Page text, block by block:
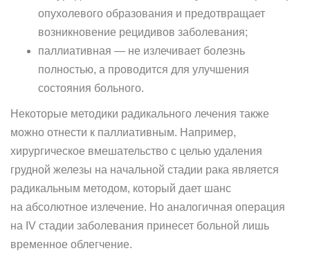
опухолевого образования и предотвращает
возникновение рецидивов заболевания;
паллиативная — не излечивает болезнь
полностью, а проводится для улучшения
состояния больного.
Некоторые методики радикального лечения также
можно отнести к паллиативным. Например,
хирургическое вмешательство с целью удаления
грудной железы на начальной стадии рака является
радикальным методом, который дает шанс
на абсолютное излечение. Но аналогичная операция
на IV стадии заболевания принесет больной лишь
временное облегчение.